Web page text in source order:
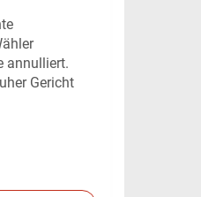
annulliert.
Gericht